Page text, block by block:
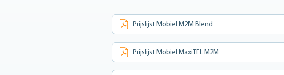
Prijslijst Mobiel M2M Blend
Prijslijst Mobiel MaxiTEL M2M